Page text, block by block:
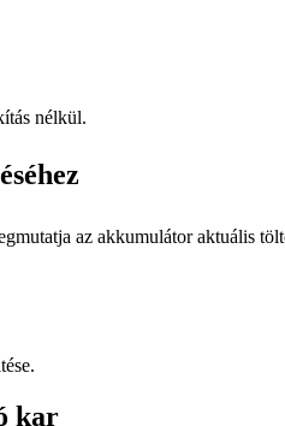
nélkül.
az akkumulátor aktuális
kar